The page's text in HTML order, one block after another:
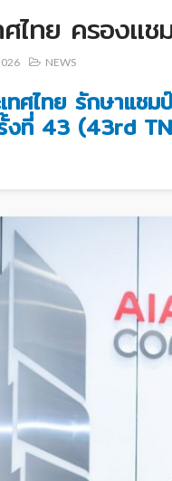
ทศไทย ครอง
NEWS
เทศไทย รักษา
งที่ 43 (43rd